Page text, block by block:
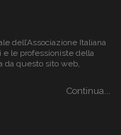
dell’Associazione Italiana
e le professioniste della
da questo sito web,
Continua...